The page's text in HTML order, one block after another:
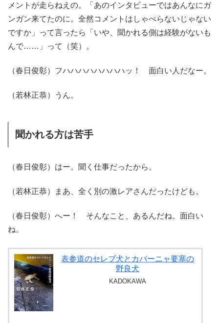
メントが走らねえの。「あのインタビューではあんなにガ
ンガン来てたのに。全然コメントはしゃべらないじゃない
ですか」って言ったら「いや、聞かれる側は経験がないも
んで……」って（笑）。
（春日俊彰）フハハハハハハハハッ！ 面白い人だなー。
（若林正恭）うん。
聞かれる方は苦手
（春日俊彰）はー。聞く仕事だったから。
（若林正恭）まあ、全く別の激レアさんだったけども。
（春日俊彰）へー！ そんなこと、あるんだね。面白い
ね。
表参道のセレブ犬とカバーニャ要塞の
野良犬
KADOKAWA